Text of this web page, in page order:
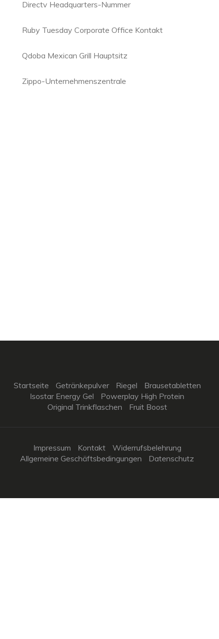
Directv Headquarters-Nummer
Ruby Tuesday Corporate Office Kontakt
Qdoba Mexican Grill Hauptsitz
Zippo-Unternehmenszentrale
Startseite Getränkepulver Riegel
Brausetabletten
Isostar Energy Gel
Powerplay High Protein
Original Trinkflaschen
Fruit Boost
Impressum Kontakt
Widerrufsbelehrung
Allgemeine Geschäftsbedingungen
Datenschutz